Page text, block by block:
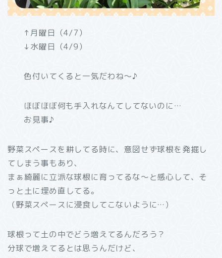
↑月曜日（4/7）
↓水曜日（4/9）
色付いてくると一気だわね～♪
ほぼほぼ何も手入れなんてしてないのに…
お見事♪
野菜スペースを耕してる時に、意図せず球根を発掘し
てしまう事もあり、
まぁ綺麗に立派な球根に育ってるな～と感心して、そ
っと土に埋め直してる。
（野菜スペースに浸食してこないように…）
球根って土の中でどう増えてるんだろう？
分球で増えてるとは思うんだけど、